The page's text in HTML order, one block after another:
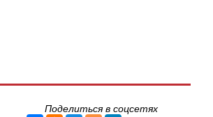
Поделиться в соцсетях